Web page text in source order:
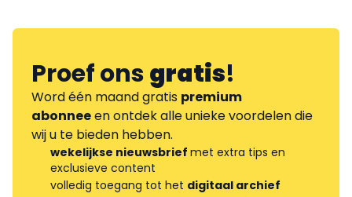
Proef onsgratis!
Word één maand gratis premium
abonneeen ontdek alle unieke voordelen die
wij u te bieden hebben.
wekelijkse nieuwsbrief met extra tips en
exclusieve content
volledig toegang tot het digitaal archief